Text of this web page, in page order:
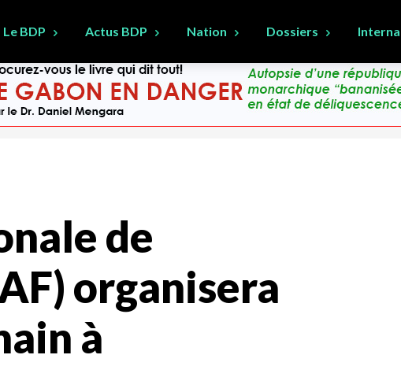
Le BDP Actus BDP Nation Dossiers
de
organisera
à